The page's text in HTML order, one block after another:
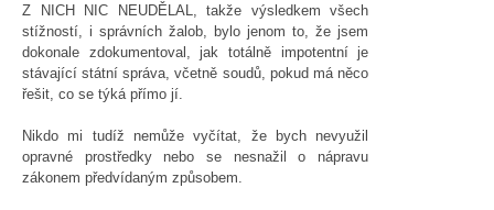
Z NICH NIC NEUDĚLAL, takže výsledkem všech
stížností, i správních žalob, bylo jenom to, že jsem
dokonale zdokumentoval, jak totálně impotentní je
stávající státní správa, včetně soudů, pokud má něco
řešit, co se týká přímo jí.
Nikdo mi tudíž nemůže vyčítat, že bych nevyužil
opravné prostředky nebo se nesnažil o nápravu
zákonem předvídaným způsobem.